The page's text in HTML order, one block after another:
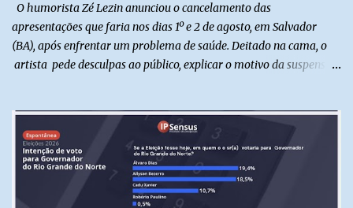
O humorista Zé Lezin anunciou o cancelamento das
apresentações que faria nos dias 1º e 2 de agosto, em Salvador
(BA), após enfrentar um problema de saúde. Deitado na cama, o
artista pede desculpas ao público, explicar o motivo da suspensão
impossível viajar e subir ao palco. O comediante contou que
precisou ser levado a um hospital depois de perder a capacidade
de andar normalmente. “Eu não estou conseguindo nem me
levantar direito da cama. É um processo muito dolorido”, relatou o
humorista. Durante o atendimento médico, o humorista foi